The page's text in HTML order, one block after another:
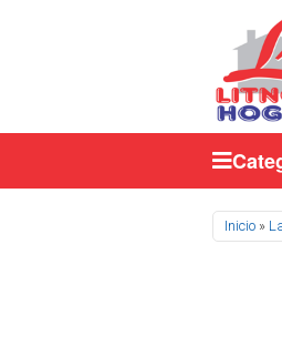
Se
Inicio »